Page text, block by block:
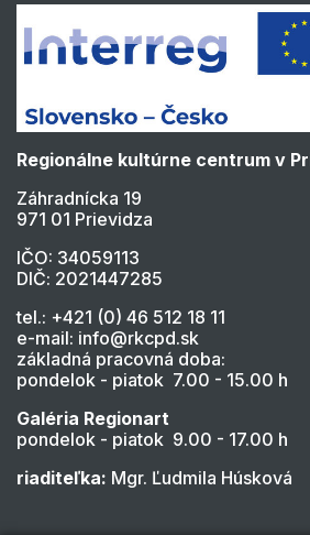
Regionálne kultúrne centrum v
Záhradnícka 19
971 01 Prievidza
IČO: 34059113
DIČ: 2021447285
tel.: +421 (0) 46 512 18 11
e-mail: info@rkcpd.sk
základná pracovná doba:
pondelok - piatok 7.00 - 15.00 h
Galéria Regionart
pondelok - piatok 9.00 - 17.00 h
riaditeľka: Mgr. Ľudmila Húsková